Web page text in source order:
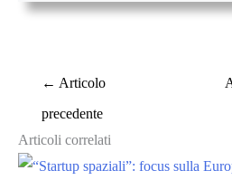
← Articolo
precedente
Articoli correlati